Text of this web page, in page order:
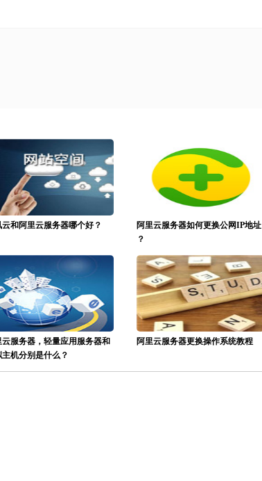
云和阿里云服务器哪个好？
阿里云服务器如何更换公网IP地址
？
云服务器，轻量应用服务器和
主机分别是什么？
阿里云服务器更换操作系统教程